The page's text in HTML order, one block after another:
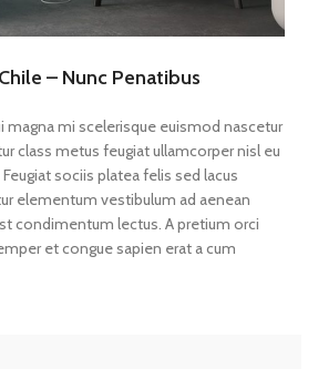
– Nunc Penatibus
magna mi scelerisque euismod nascetur
class metus feugiat ullamcorper nisl eu
sociis platea felis sed lacus
elementum vestibulum ad aenean
condimentum lectus. A pretium orci
et congue sapien erat a cum